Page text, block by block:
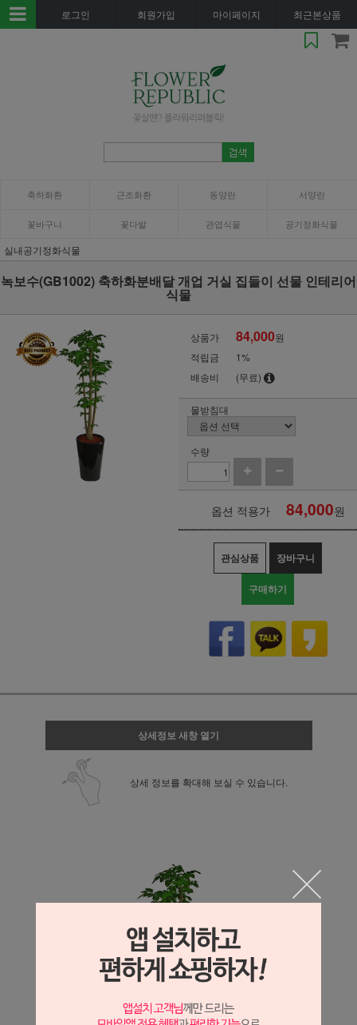
로그인 회원가입 마이페이지 최근본상품
축하화환 근조화환 동양란 서양란
꽃바구니 꽃다발 관엽식물 공기정화식물
실내공기정화식물
녹보수(GB1002) 축하화분배달 개업 거실 집들이 선물 인테리어
식물
상품가 84,000원
적립금
1%
배송비
(무료)
물받침대
수량
옵션 적용가 84,000원
관심상품 장바구니
구매하기
상세정보 새창 열기
상세 정보를 확대해 보실 수 있습니다.